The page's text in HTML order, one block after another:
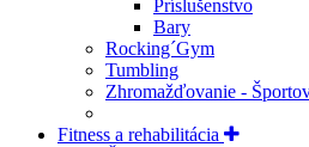
Príslušenstvo
Bary
Rocking´Gym
Tumbling
Zhromažďovanie -
Fitness a rehabilitácia